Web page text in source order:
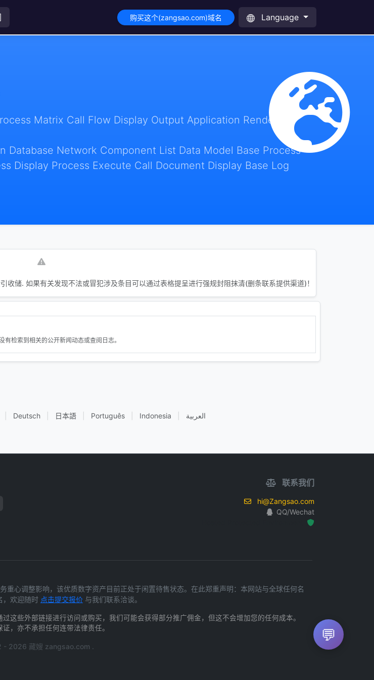
购买这个(zangsao.com)域名 Language
Matrix Call Flow Display Output Application Render
Database Network Component List Data Model Base Process
Display Process Execute Call Document Display Base Log
储. 如果有关发现不法或冒犯涉及条目可以通过表格提呈进行强规封阻抹清(删条联系提供渠道)！
有检索到相关的公开新闻动态或查阅日志。
Deutsch 日本語 Português Indonesia العربية
联系我们
hi@Zangsao.com
QQ/Wechat
心调整影响，该优质数字资产目前正处于闲置待售状态。在此郑重声明：本网站与全球任何名
，欢迎随时 点击提交报价 与我们联系洽谈。
这些外部链接进行访问或购买，我们可能会获得部分推广佣金，但这不会增加您的任何成本。
，亦不承担任何连带法律责任。
2026 藏嫂 zangsao.com .
💬